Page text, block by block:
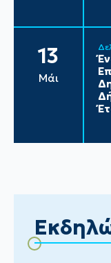
13
Μάι